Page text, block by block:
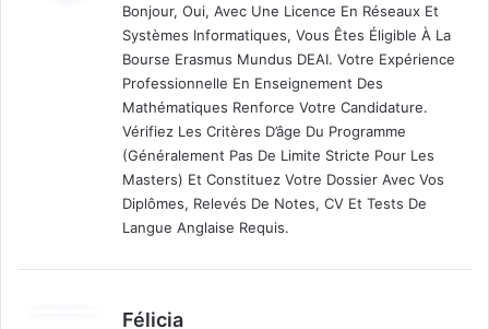
:
Bonjour, Oui, Avec Une Licence En Réseaux Et
Systèmes Informatiques, Vous Êtes Éligible À La
Bourse Erasmus Mundus DEAI. Votre Expérience
Professionnelle En Enseignement Des
Mathématiques Renforce Votre Candidature.
Vérifiez Les Critères D’âge Du Programme
(généralement Pas De Limite Stricte Pour Les
Masters) Et Constituez Votre Dossier Avec Vos
Diplômes, Relevés De Notes, CV Et Tests De
Langue Anglaise Requis.
Félicia